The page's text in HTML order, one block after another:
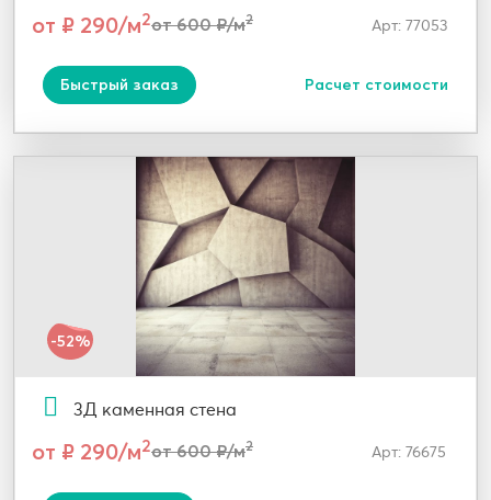
от ₽ 290/м2от 600 ₽/м2 Арт: 77053
Быстрый заказ Расчет стоимости
-52%
3Д каменная стена
от ₽ 290/м2от 600 ₽/м2 Арт: 76675